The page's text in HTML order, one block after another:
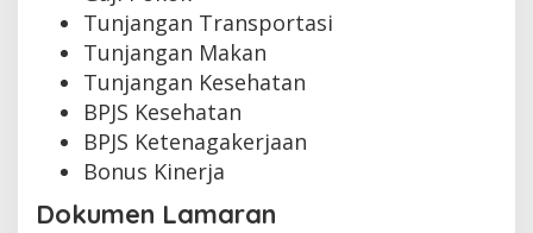
Tunjangan Transportasi
Tunjangan Makan
Tunjangan Kesehatan
BPJS Kesehatan
BPJS Ketenagakerjaan
Bonus Kinerja
Dokumen Lamaran